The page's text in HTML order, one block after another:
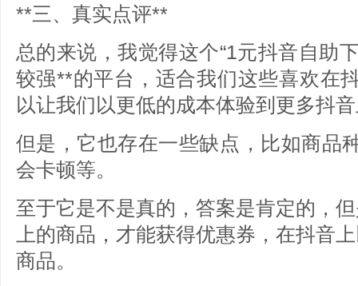
**三、真实点评**
总的来说，我觉得这个“1元抖音自助
较强**的平台，适合我们这些喜欢在
以让我们以更低的成本体验到更多抖
但是，它也存在一些缺点，比如商品
会卡顿等。
至于它是不是真的，答案是肯定的，
上的商品，才能获得优惠券，在抖音
商品。